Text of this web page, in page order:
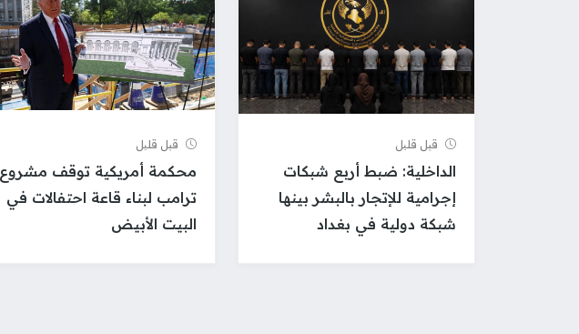
قبل قلیل
الداخلية: ضبط أربع شبكات
إجرامية للإتجار بالبشر بينها
شبكة دولية في بغداد
قبل قلیل
محكمة أمريكية توقف مشروع
ترامب لبناء قاعة احتفالات في
البيت الأبيض